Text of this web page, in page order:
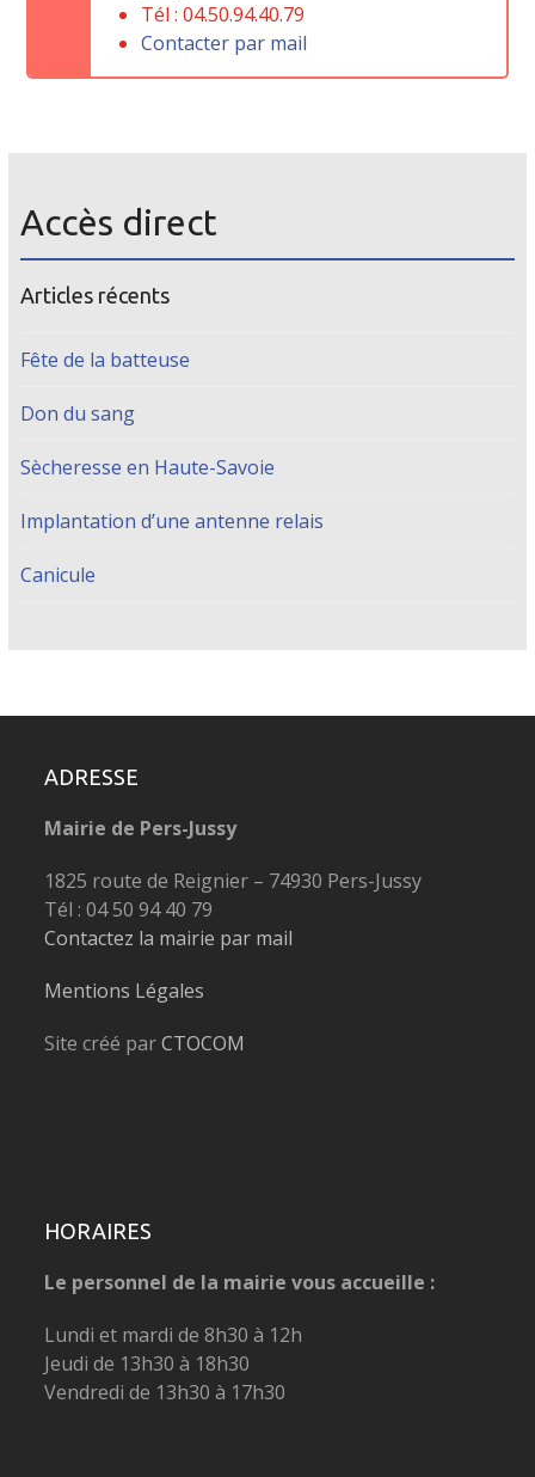
Tél : 04.50.94.40.79
Contacter par mail
Accès direct
Articles récents
Fête de la batteuse
Don du sang
Sècheresse en Haute-Savoie
Implantation d’une antenne relais
Canicule
ADRESSE
Mairie de Pers-Jussy
1825 route de Reignier – 74930 Pers-Jussy
Tél : 04 50 94 40 79
Contactez la mairie par mail
Mentions Légales
Site créé parCTOCOM
HORAIRES
Le personnel de la mairie vous accueille :
Lundi et mardi de 8h30 à 12h
Jeudi de 13h30 à 18h30
Vendredi de 13h30 à 17h30